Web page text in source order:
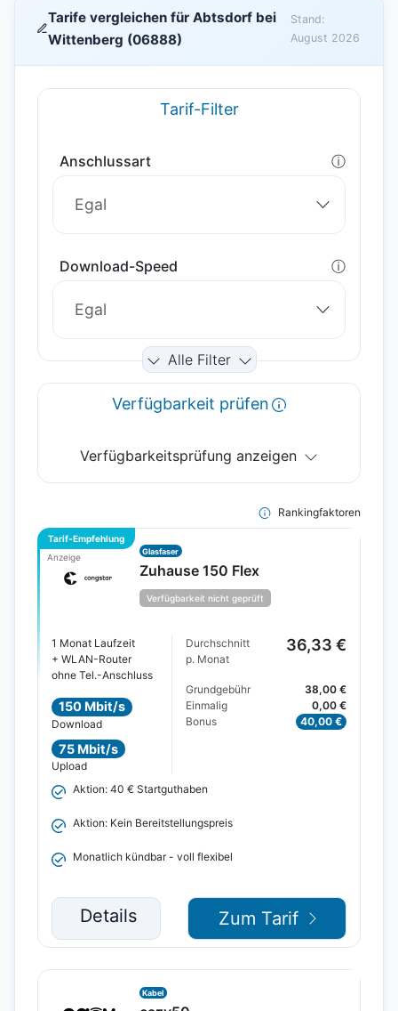
Tarife vergleichen für Abtsdorf bei
Wittenberg (06888)
Stand:
August 2026